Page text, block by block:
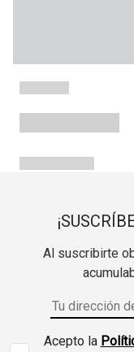
Al suscribirte
Acepto la